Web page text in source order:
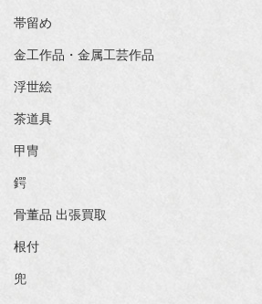
帯留め
金工作品・金属工芸作品
浮世絵
茶道具
甲冑
鍔
骨董品 出張買取
根付
兜